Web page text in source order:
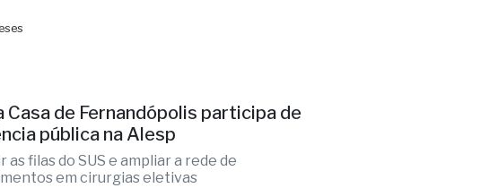
Casa de Fernandópolis participa de
pública na Alesp
as filas do SUS e ampliar a rede de
em cirurgias eletivas